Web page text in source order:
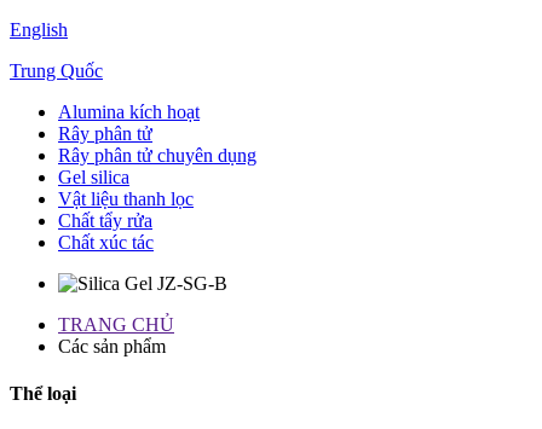
English
Trung Quốc
Alumina kích hoạt
Rây phân tử
Rây phân tử chuyên dụng
Gel silica
Vật liệu thanh lọc
Chất tẩy rửa
Chất xúc tác
TRANG CHỦ
Các sản phẩm
Thể loại